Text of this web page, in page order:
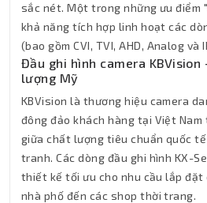
sắc nét. Một trong những ưu điểm
khả năng tích hợp linh hoạt các
(bao gồm CVI, TVI, AHD, Analog và
Đầu ghi hình camera KBVision
lượng Mỹ
KBVision là thương hiệu camera
đông đảo khách hàng tại Việt
giữa chất lượng tiêu chuẩn quốc tế
tranh. Các dòng đầu ghi hình KX-
thiết kế tối ưu cho nhu cầu lắp đặt
nhà phố đến các shop thời trang.